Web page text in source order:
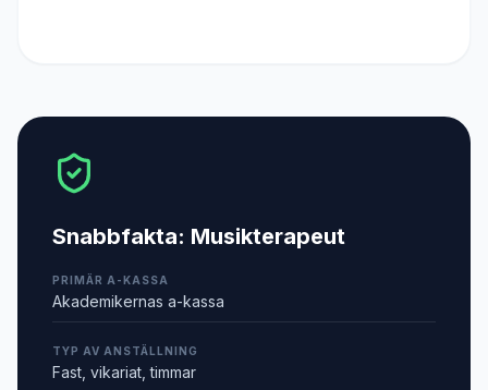
Snabbfakta: Musikterapeut
PRIMÄR A-KASSA
Akademikernas a-kassa
TYP AV ANSTÄLLNING
Fast, vikariat, timmar